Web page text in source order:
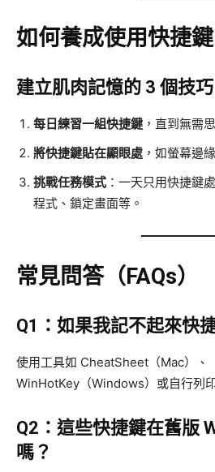
如何養成使用快捷
建立肌肉記憶的 3 個技巧
每日練習一組快捷鍵 ，直到無需
將快捷鍵貼在顯眼處 ，如螢幕邊
挑戰任務模式 ：一天只用快捷鍵
程式、鎖定畫面等。
常見問答（FAQs）
Q1：如果我記不起來快
使用工具如 CheatSheet（Mac）、
WinHotKey（Windows）或自行列
Q2：這些快捷鍵在舊版
嗎？